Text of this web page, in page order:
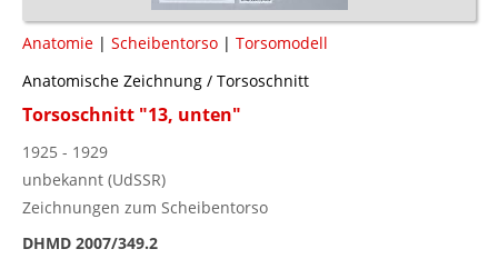
Anatomie | Scheibentorso | Torsomodell
Anatomische Zeichnung / Torsoschnitt
Torsoschnitt "13, unten"
1925 - 1929
unbekannt (UdSSR)
Zeichnungen zum Scheibentorso
DHMD 2007/349.2